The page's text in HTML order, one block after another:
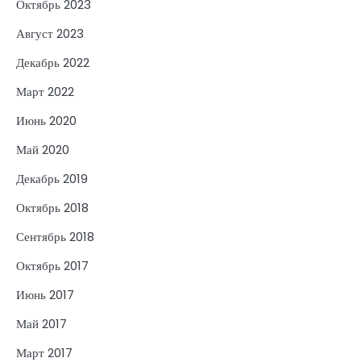
Октябрь 2023
Август 2023
Декабрь 2022
Март 2022
Июнь 2020
Май 2020
Декабрь 2019
Октябрь 2018
Сентябрь 2018
Октябрь 2017
Июнь 2017
Май 2017
Март 2017